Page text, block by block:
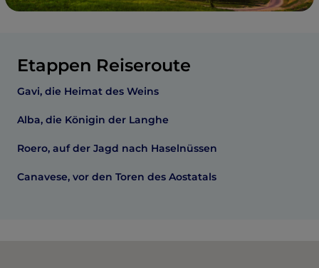
Etappen Reiseroute
Gavi, die Heimat des Weins
Alba, die Königin der Langhe
Roero, auf der Jagd nach Haselnüssen
Canavese, vor den Toren des Aostatals